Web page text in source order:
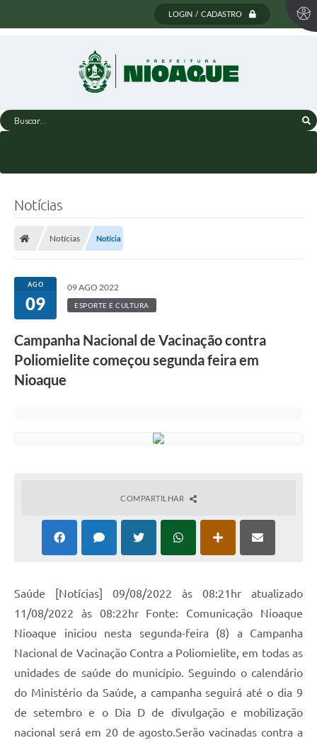
LOGIN / CADASTRO
Buscar...
Notícias
Notícias Notícia
AGO
09
09 AGO 2022
ESPORTE E CULTURA
Campanha Nacional de Vacinação contra
Poliomielite começou segunda feira em
Nioaque
COMPARTILHAR
Saúde [Notícias] 09/08/2022 às 08:21hr atualizado
11/08/2022 às 08:22hr Fonte: Comunicação Nioaque
Nioaque iniciou nesta segunda-feira (8) a Campanha
Nacional de Vacinação Contra a Poliomielite, em todas as
unidades de saúde do município. Seguindo o calendário
do Ministério da Saúde, a campanha seguirá até o dia 9
de setembro e o Dia D de divulgação e mobilização
nacional será em 20 de agosto.Serão vacinadas contra a